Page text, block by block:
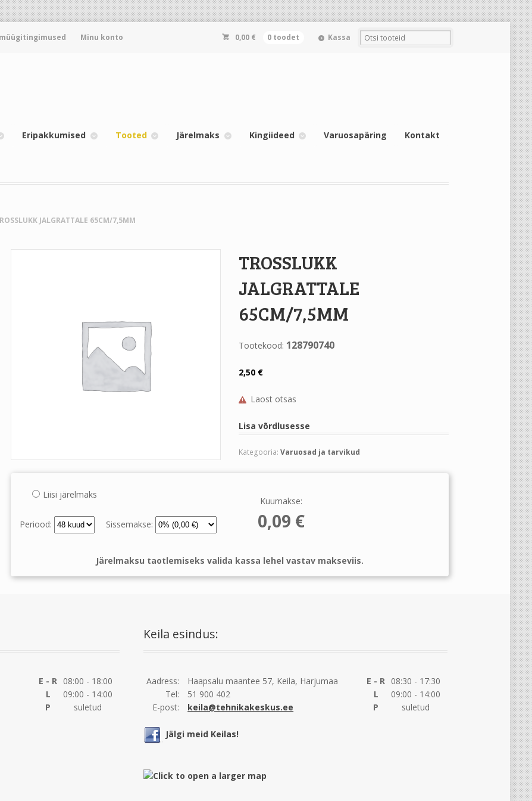
Minu konto 0,00 € 0 toodet Kassa
Eripakkumised Tooted Järelmaks Kingiideed Varuosapäring Kontakt
JALGRATTALE 65CM/7,5MM
TROSSLUKK
JALGRATTALE
65CM/7,5MM
Tootekood: 128790740
2,50 €
Laost otsas
Lisa võrdlusesse
Kategooria: Varuosad ja tarvikud
Liisi järelmaks
Periood: Sissemakse:
Kuumakse:
0,09 €
Järelmaksu taotlemiseks valida kassa lehel vastav makseviis.
E - R 08:00 - 18:00
L
09:00 - 14:00
P
suletud
Keila esindus:
Aadress:
Haapsalu maantee 57, Keila, Harjumaa
Tel:
51 900 402
E-post:
keila@tehnikakeskus.ee
E - R 08:30 - 17:30
L
09:00 - 14:00
P
suletud
Jälgi meid Keilas!